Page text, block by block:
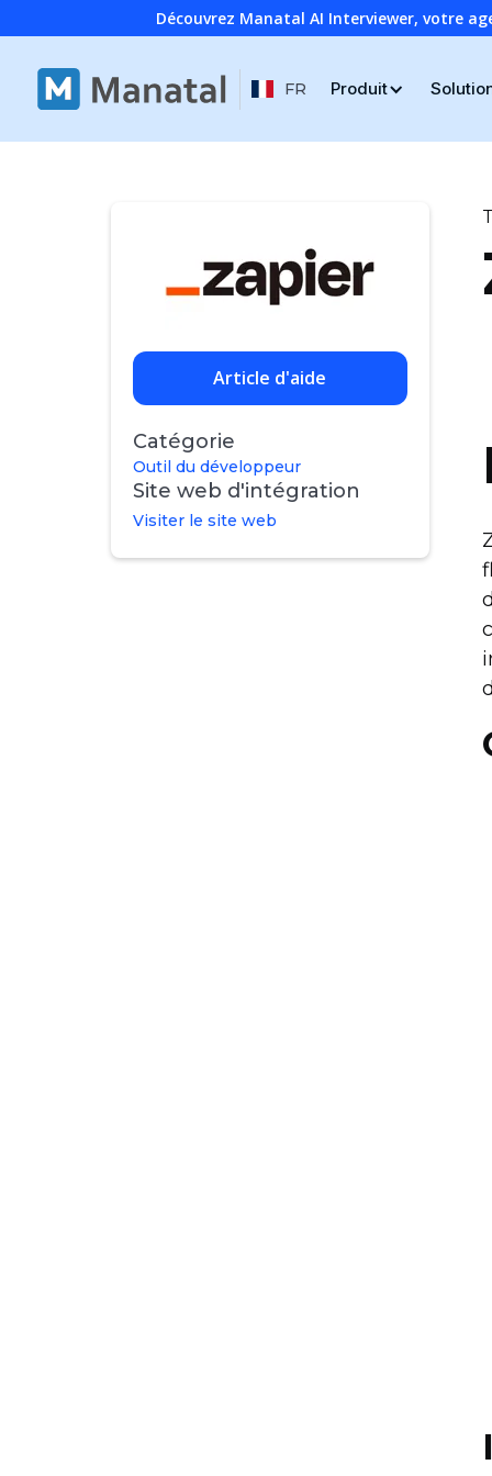
Découvrez Manatal AI Interviewer, votre
FR Produit
Article d'aide
Catégorie
Outil du développeur
Site web d'intégration
Visiter le site web